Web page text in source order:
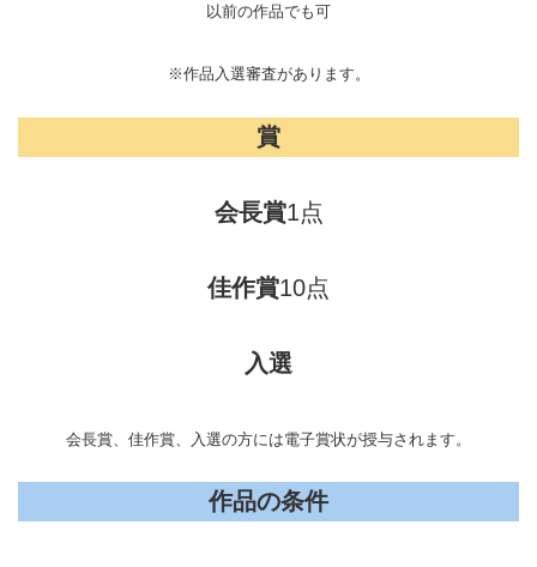
以前の作品でも可
※作品入選審査があります。
賞
会長賞1点
佳作賞10点
入選
会長賞、佳作賞、入選の方には電子賞状が授与されます。
作品の条件